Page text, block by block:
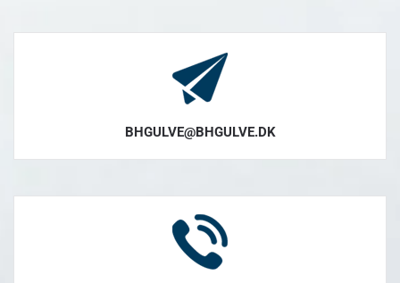
BHGULVE@BHGULVE.DK